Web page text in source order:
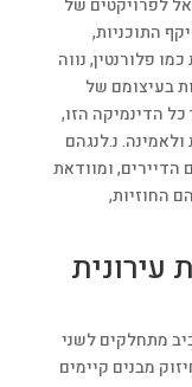
לפרויקטים של
התוכניות,
פלורנטין, נווה
בעיצומם של
הדינמיקה הזו,
נ.לנגהם
ומוודאת
החוזיות,
מתחלקים לשני
שמיועדת לחיזוק מבנים קיימים